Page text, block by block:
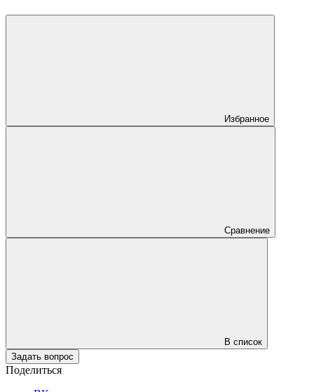
Избранное
Сравнение
В список
Задать вопрос
Поделиться